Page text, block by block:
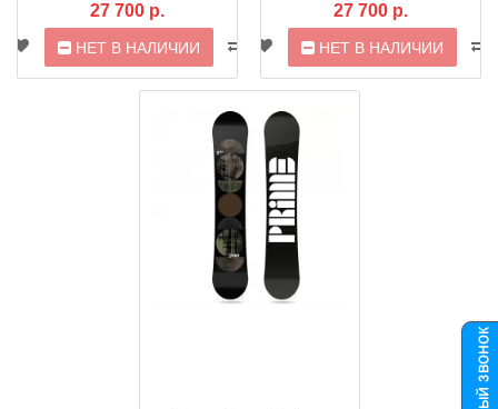
27 700 р.
НЕТ В НАЛИЧИИ
27 700 р.
НЕТ В НАЛИЧИИ